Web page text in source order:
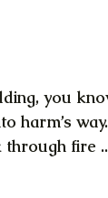
you
harm’s way.
through fire ..